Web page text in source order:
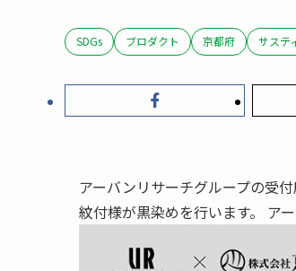
SDGs ブロダクト 京都府 サステ
アーバンリサーチグループの受
紋付様が黒染めを行います。 ア